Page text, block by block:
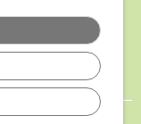
široko ďaleko •